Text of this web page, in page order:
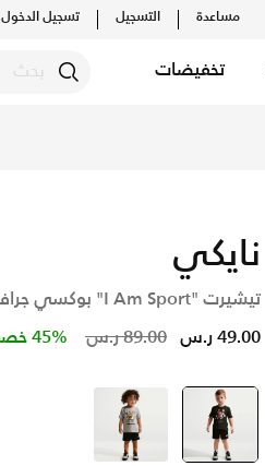
مساعدة التسجيل تسجيل الدخول
تخفيضات
نايكي
تيشيرت "I Am Sport" بوكسي جرافيك للأطفال الرضع
Price reduced from
89.00 ر.س to 49.00 ر.س 45% خصم
selected
أسود رمادي